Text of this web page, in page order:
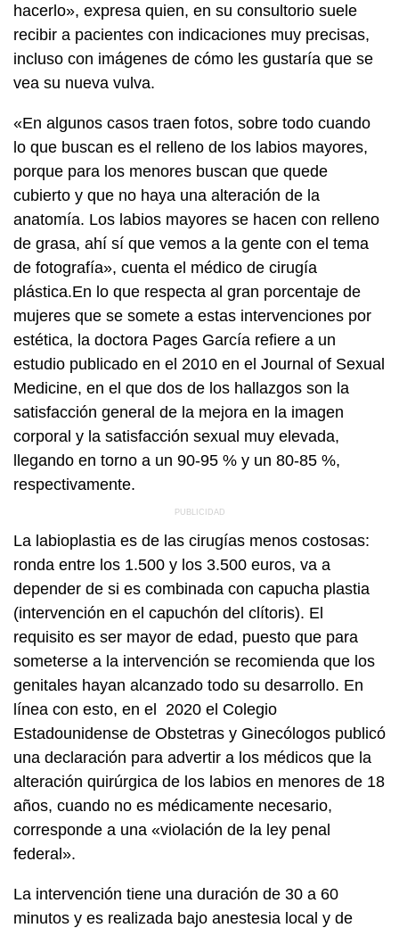
hacerlo», expresa quien, en su consultorio suele
recibir a pacientes con indicaciones muy precisas,
incluso con imágenes de cómo les gustaría que se
vea su nueva vulva.
«En algunos casos traen fotos, sobre todo cuando
lo que buscan es el relleno de los labios mayores,
porque para los menores buscan que quede
cubierto y que no haya una alteración de la
anatomía. Los labios mayores se hacen con relleno
de grasa, ahí sí que vemos a la gente con el tema
de fotografía», cuenta el médico de cirugía
plástica.En lo que respecta al gran porcentaje de
mujeres que se somete a estas intervenciones por
estética, la doctora Pages García refiere a un
estudio publicado en el 2010 en el Journal of Sexual
Medicine, en el que dos de los hallazgos son la
satisfacción general de la mejora en la imagen
corporal y la satisfacción sexual muy elevada,
llegando en torno a un 90-95 % y un 80-85 %,
respectivamente.
La labioplastia es de las cirugías menos costosas:
ronda entre los 1.500 y los 3.500 euros, va a
depender de si es combinada con capucha plastia
(intervención en el capuchón del clítoris). El
requisito es ser mayor de edad, puesto que para
someterse a la intervención se recomienda que los
genitales hayan alcanzado todo su desarrollo. En
línea con esto, en el 2020 el Colegio
Estadounidense de Obstetras y Ginecólogos publicó
una declaración para advertir a los médicos que la
alteración quirúrgica de los labios en menores de 18
años, cuando no es médicamente necesario,
corresponde a una «violación de la ley penal
federal».
La intervención tiene una duración de 30 a 60
minutos y es realizada bajo anestesia local y de